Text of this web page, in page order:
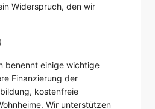
Widerspruch, den wir
benennt einige wichtige
Finanzierung der
kostenfreie
Wir unterstützen